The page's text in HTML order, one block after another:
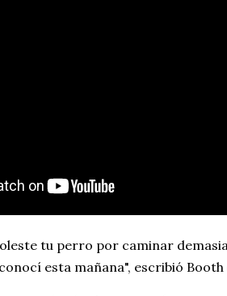
tu perro por caminar
esta mañana", escribió